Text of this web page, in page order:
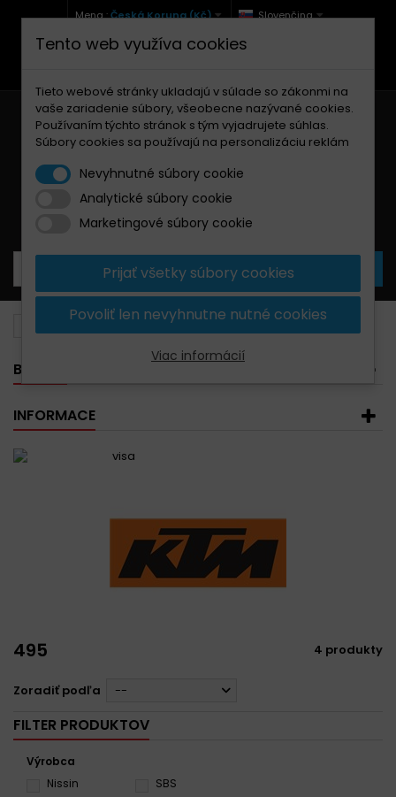
Mena :Česká Koruna (Kč) Slovenčina
+420 771 127 977 (Po-Pá, 9-12 a 13-17)
Košík0Produkty
BANNER
INFORMACE
495 4 produkty
Zoradiť podľa --
FILTER PRODUKTOV
Výrobca
Nissin
SBS
Tento web využíva cookies
Tieto webové stránky ukladajú v súlade so zákonmi na
vaše zariadenie súbory, všeobecne nazývané cookies.
Používaním týchto stránok s tým vyjadrujete súhlas.
Súbory cookies sa používajú na personalizáciu reklám
Nevyhnutné súbory cookie
Analytické súbory cookie
Marketingové súbory cookie
Prijať všetky súbory cookies
Povoliť len nevyhnutne nutné cookies
Viac informácií